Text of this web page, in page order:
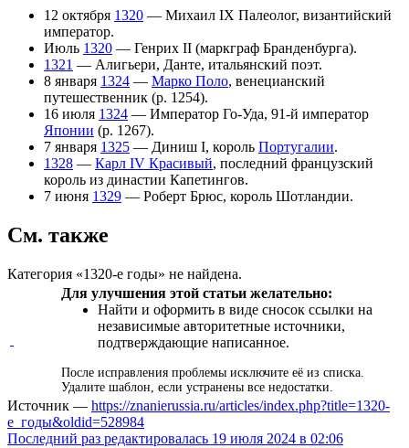
12 октября 1320 — Михаил IX Палеолог, византийский
император.
Июль 1320 — Генрих II (маркграф Бранденбурга).
1321 — Алигьери, Данте, итальянский поэт.
8 января 1324 — Марко Поло, венецианский
путешественник (р. 1254).
16 июля 1324 — Император Го-Уда, 91-й император
Японии (р. 1267).
7 января 1325 — Диниш I, король Португалии.
1328 — Карл IV Красивый, последний французский
король из династии Капетингов.
7 июня 1329 — Роберт Брюс, король Шотландии.
См. также
Категория «1320-е годы» не найдена.
Для улучшения этой статьи желательно:
Найти и оформить в виде сносок ссылки на
независимые авторитетные источники,
подтверждающие написанное.
После исправления проблемы исключите её из списка.
Удалите шаблон, если устранены все недостатки.
Источник — https://znanierussia.ru/articles/index.php?title=1320-
е_годы&oldid=528984
Последний раз редактировалась 19 июля 2024 в 02:06